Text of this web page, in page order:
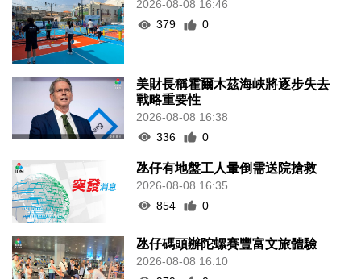
2026-08-08 16:46
379
0
美財長稱霍爾木茲海峽將逐步失去
戰略重要性
2026-08-08 16:38
336
0
氹仔有地盤工人暈倒需送院搶救
2026-08-08 16:35
854
0
氹仔碼頭辦陀螺賽豐富文旅體驗
2026-08-08 16:10